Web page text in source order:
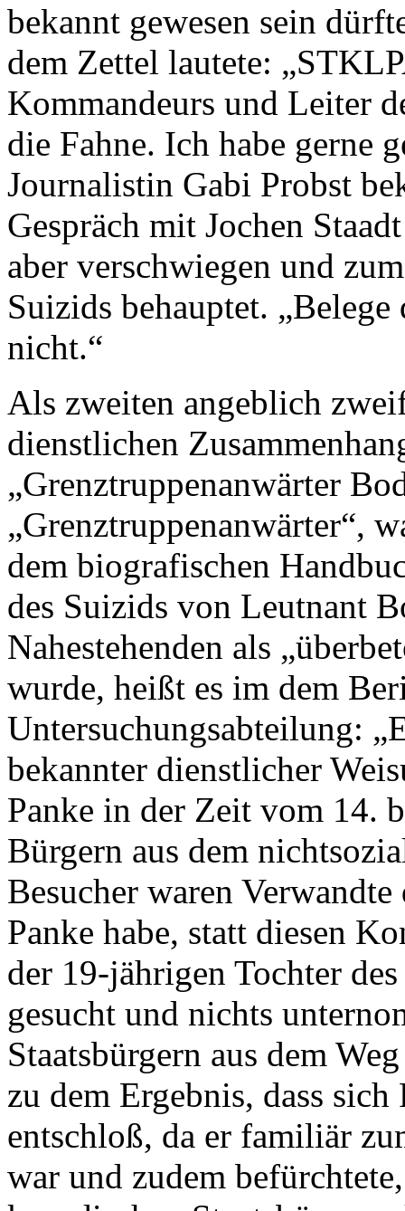
bekannt gewesen sein
dem Zettel lautete:
Kommandeurs und Leiter
die Fahne. Ich habe gerne
Journalistin Gabi Probst
Gespräch mit Jochen
aber verschwiegen und
Suizids behauptet.
nicht.“
Als zweiten angeblich
dienstlichen
„Grenztruppenanwärter
„Grenztruppenanwärter“,
dem biografischen
des Suizids von Leutnant
Nahestehenden als
wurde, heißt es im dem
Untersuchungsabteilung:
bekannter dienstlicher
Panke in der Zeit vom 14.
Bürgern aus dem
Besucher waren
Panke habe, statt diesen
der 19-jährigen Tochter
gesucht und nichts
Staatsbürgern aus dem
zu dem Ergebnis, dass
entschloß, da er familiär
war und zudem